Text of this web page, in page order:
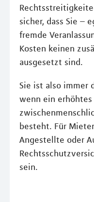
sicher, dass Sie –
fremde
Kosten keinen
ausgesetzt sind.
Sie ist also immer
wenn ein erhöhtes
besteht. Für
Angestellte oder
sein.